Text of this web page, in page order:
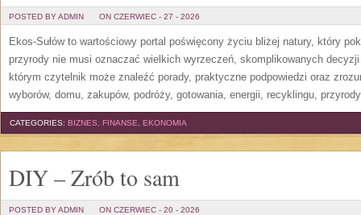
POSTED BY ADMIN ON CZERWIEC - 27 - 2026
Ekos-Sułów to wartościowy portal poświęcony życiu bliżej natury, który
przyrody nie musi oznaczać wielkich wyrzeczeń, skomplikowanych
którym czytelnik może znaleźć porady, praktyczne podpowiedzi oraz
wyborów, domu, zakupów, podróży, gotowania, energii, recyklingu,
CATEGORIES: BIZNES, FINANSE, EKONOMIA
DIY – Zrób to sam
POSTED BY ADMIN ON CZERWIEC - 20 - 2026